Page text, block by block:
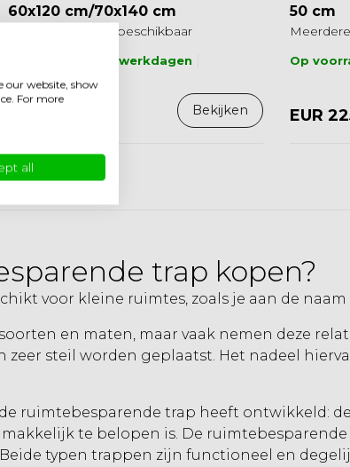
60x120 cm/70x140 cm
Meerdere maten beschikbaar
Op voorraad 2-3 werkdagen
Bekijken
50 cm
Op
EUR
trap kopen?
voor kleine ruimtes, zoals je aan de
en maten, maar vaak nemen deze
zeer steil worden geplaatst. Het nadeel
ruimtebesparende trap heeft ontwikkeld:
te belopen is. De
typen trappen zijn functioneel en
our website, show
For more
all